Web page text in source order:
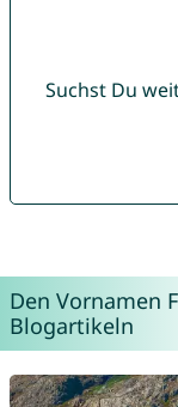
Suchst Du
Den Vornamen
Blogartikeln